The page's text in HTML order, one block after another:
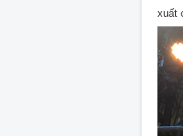
xuất